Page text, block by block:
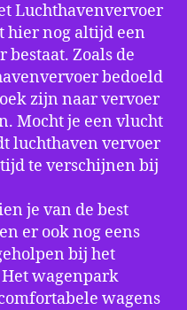
Luchthavenvervoer
hier nog altijd een
Zoals de
bedoeld
zijn naar vervoer
Mocht je een vlucht
luchthaven vervoer
te verschijnen bij
je van de best
er ook nog eens
bij het
wagenpark
wagens